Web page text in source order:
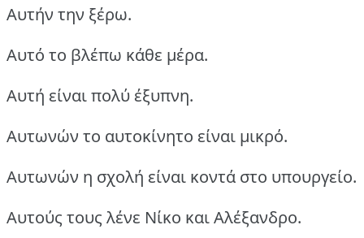
Αυτήν την ξέρω.
Αυτό το βλέπω κάθε μέρα.
Αυτή είναι πολύ έξυπνη.
Αυτωνών το αυτοκίνητο είναι μικρό.
Αυτωνών η σχολή είναι κοντά στο υπουργείο.
Αυτούς τους λένε Νίκο και Αλέξανδρο.